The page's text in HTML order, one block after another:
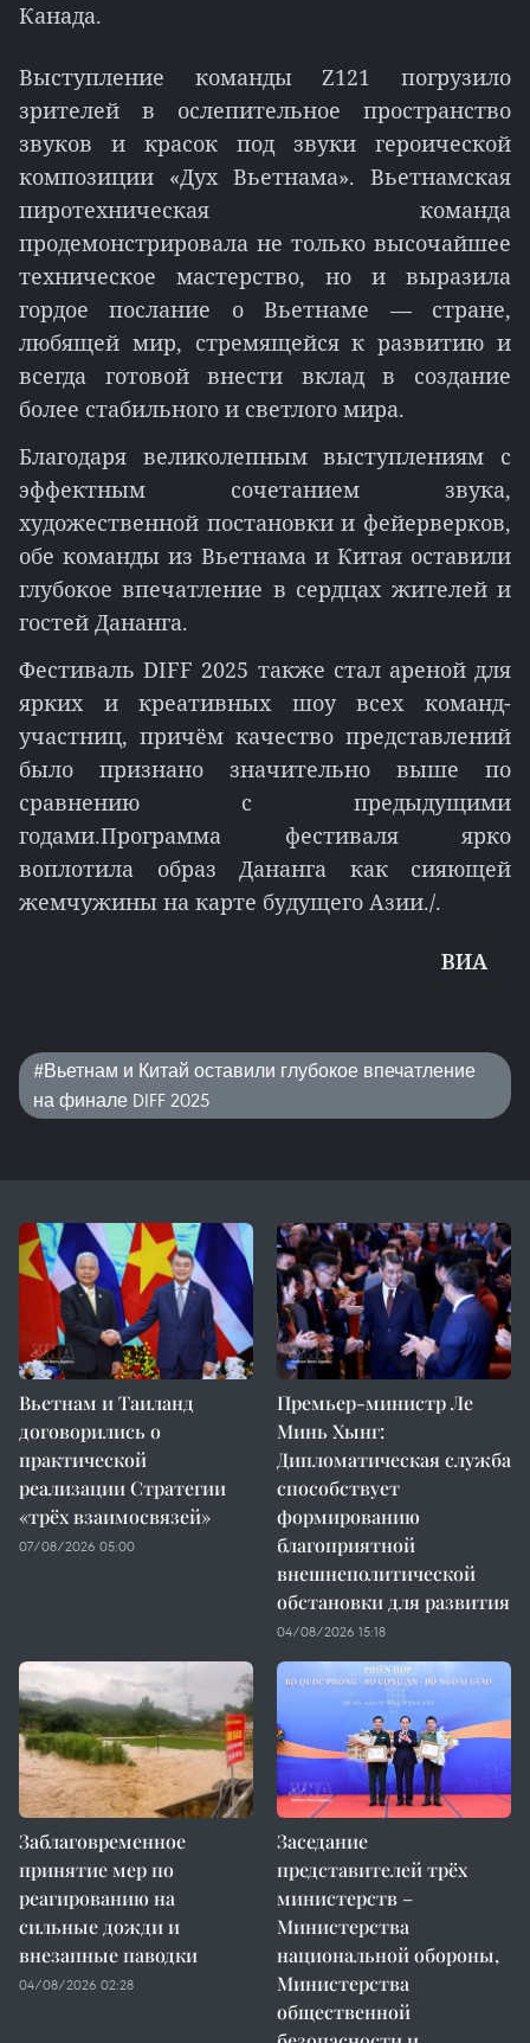
Канада.
Выступление команды Z121 погрузило
зрителей в ослепительное пространство
звуков и красок под звуки героической
композиции «Дух Вьетнама». Вьетнамская
пиротехническая команда
продемонстрировала не только высочайшее
техническое мастерство, но и выразила
гордое послание о Вьетнаме — стране,
любящей мир, стремящейся к развитию и
всегда готовой внести вклад в создание
более стабильного и светлого мира.
Благодаря великолепным выступлениям с
эффектным сочетанием звука,
художественной постановки и фейерверков,
обе команды из Вьетнама и Китая оставили
глубокое впечатление в сердцах жителей и
гостей Дананга.
Фестиваль DIFF 2025 также стал ареной для
ярких и креативных шоу всех команд-
участниц, причём качество представлений
было признано значительно выше по
сравнению с предыдущими
годами.Программа фестиваля ярко
воплотила образ Дананга как сияющей
жемчужины на карте будущего Азии./.
ВИА
#Вьетнам и Китай оставили глубокое впечатление
на финале DIFF 2025
Вьетнам и Таиланд
договорились о
практической
реализации Стратегии
«трёх взаимосвязей»
07/08/2026 05:00
Премьер-министр Ле
Минь Хынг:
Дипломатическая служба
способствует
формированию
благоприятной
внешнеполитической
обстановки для развития
04/08/2026 15:18
Заблаговременное
принятие мер по
реагированию на
сильные дожди и
внезапные паводки
04/08/2026 02:28
Заседание
представителей трёх
министерств –
Министерства
национальной обороны,
Министерства
общественной